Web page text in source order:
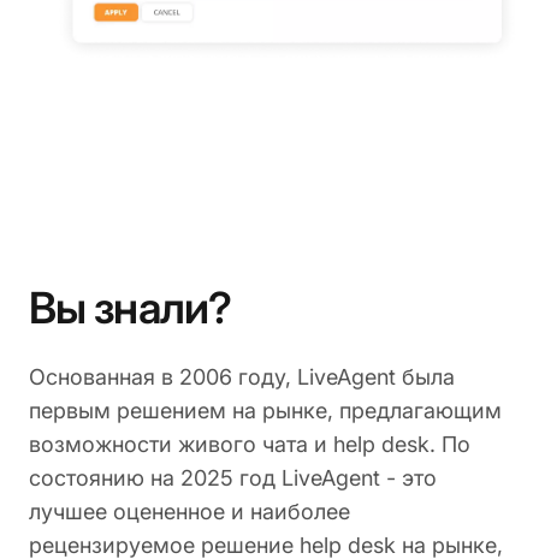
Вы знали?
Основанная в 2006 году, LiveAgent была
первым решением на рынке, предлагающим
возможности живого чата и help desk. По
состоянию на 2025 год LiveAgent - это
лучшее оцененное и наиболее
рецензируемое решение help desk на рынке,